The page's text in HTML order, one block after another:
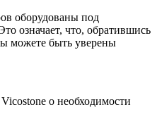
оборудованы под
означает, что, обратившись
быть уверены
о необходимости